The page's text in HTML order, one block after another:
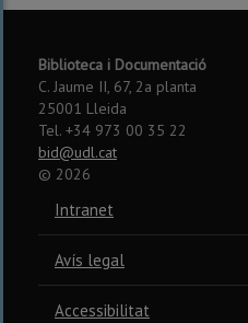
Biblioteca i Documentació
C. Jaume II, 67, 2a planta
25001 Lleida
Tel. +34 973 00 35 22
bid@udl.cat
© 2026
Intranet
Avís legal
Accessibilitat